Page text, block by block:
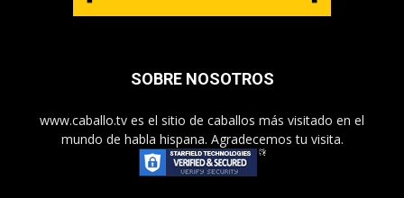
SOBRE NOSOTROS
www.caballo.tv es el sitio de caballos más visitado en el
mundo de habla hispana. Agradecemos tu visita.